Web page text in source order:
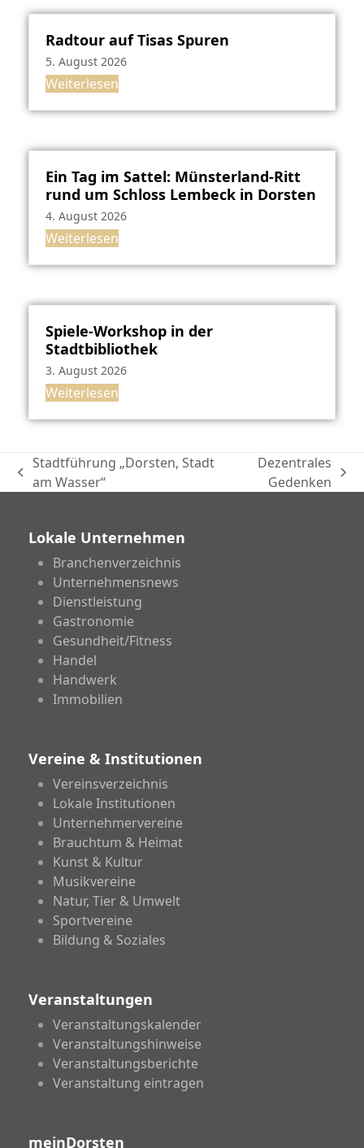
Radtour auf Tisas Spuren
5. August 2026
Weiterlesen
Ein Tag im Sattel: Münsterland-Ritt
rund um Schloss Lembeck in Dorsten
4. August 2026
Weiterlesen
Spiele-Workshop in der
Stadtbibliothek
3. August 2026
Weiterlesen
vorheriger
Stadtführung „Dorsten, Stadt
am Wasser“
Nächster
Dezentrales
Gedenken
Lokale Unternehmen
Branchenverzeichnis
Unternehmensnews
Dienstleistung
Gastronomie
Gesundheit/Fitness
Handel
Handwerk
Immobilien
Vereine & Institutionen
Vereinsverzeichnis
Lokale Institutionen
Unternehmervereine
Brauchtum & Heimat
Kunst & Kultur
Musikvereine
Natur, Tier & Umwelt
Sportvereine
Bildung & Soziales
Veranstaltungen
Veranstaltungskalender
Veranstaltungshinweise
Veranstaltungsberichte
Veranstaltung eintragen
meinDorsten